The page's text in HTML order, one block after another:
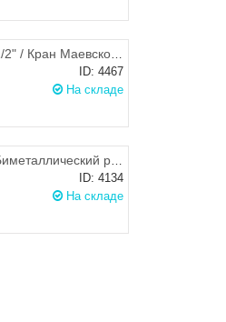
1/2" / Кран Маевского латунный для радиаторов отопления Ду15, ProFactor PFDV560
ID: 4467
На складе
Биметаллический радиатор Royal Thermo Revolution Bimetall 350
ID: 4134
На складе